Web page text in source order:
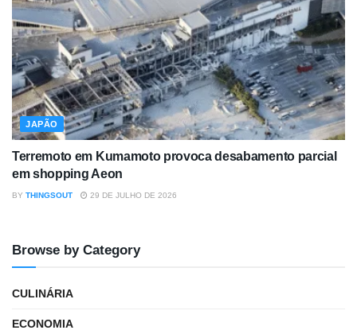
JAPÃO
Terremoto em Kumamoto provoca desabamento parcial
em shopping Aeon
BY THINGSOUT 29 DE JULHO DE 2026
Browse by Category
CULINÁRIA
ECONOMIA